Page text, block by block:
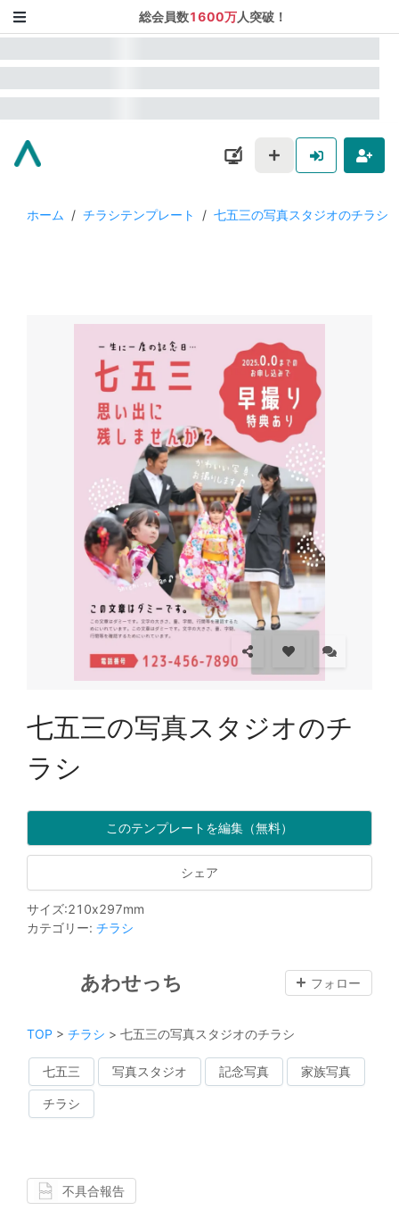
総会員数1600万人突破！
ホーム / チラシテンプレート / 七五三の写真スタジオのチラシ
七五三の写真スタジオのチ
ラシ
このテンプレートを編集（無料）
シェア
サイズ:210x297mm
カテゴリー: チラシ
あわせっち フォロー
TOP > チラシ > 七五三の写真スタジオのチラシ
七五三 写真スタジオ 記念写真 家族写真
チラシ
不具合報告